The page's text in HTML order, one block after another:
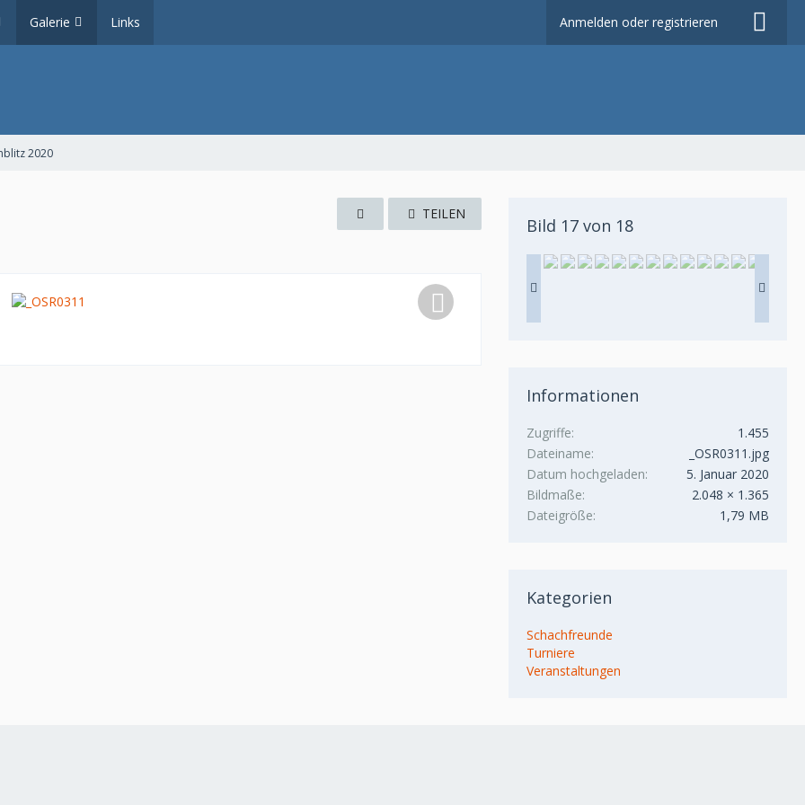
Galerie Links Anmelden oder registrieren
2020
TEILEN
Bild 17 von 18
Informationen
Zugriffe
1.455
Dateiname
_OSR0311.jpg
Datum hochgeladen
5. Januar 2020
Bildmaße
2.048 × 1.365
Dateigröße
1,79 MB
Kategorien
Schachfreunde
Turniere
Veranstaltungen